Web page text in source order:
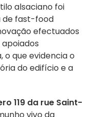
alsaciano foi
de fast-food
efectuados
que evidencia o
do edifício e a
119 da rue Saint-